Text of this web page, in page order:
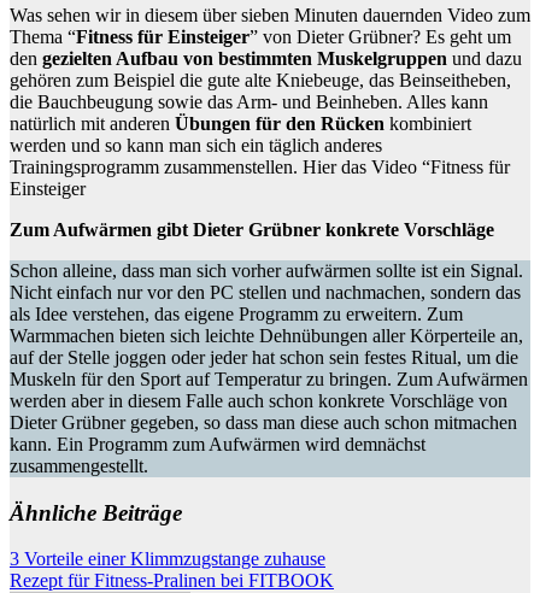
Was sehen wir in diesem über sieben Minuten dauernden Video zum
Thema “Fitness für Einsteiger” von Dieter Grübner? Es geht um
den gezielten Aufbau von bestimmten Muskelgruppen und dazu
gehören zum Beispiel die gute alte Kniebeuge, das Beinseitheben,
die Bauchbeugung sowie das Arm- und Beinheben. Alles kann
natürlich mit anderen Übungen für den Rücken kombiniert
werden und so kann man sich ein täglich anderes
Trainingsprogramm zusammenstellen. Hier das Video “Fitness für
Einsteiger
Zum Aufwärmen gibt Dieter Grübner konkrete Vorschläge
Schon alleine, dass man sich vorher aufwärmen sollte ist ein Signal.
Nicht einfach nur vor den PC stellen und nachmachen, sondern das
als Idee verstehen, das eigene Programm zu erweitern. Zum
Warmmachen bieten sich leichte Dehnübungen aller Körperteile an,
auf der Stelle joggen oder jeder hat schon sein festes Ritual, um die
Muskeln für den Sport auf Temperatur zu bringen. Zum Aufwärmen
werden aber in diesem Falle auch schon konkrete Vorschläge von
Dieter Grübner gegeben, so dass man diese auch schon mitmachen
kann. Ein Programm zum Aufwärmen wird demnächst
zusammengestellt.
Ähnliche Beiträge
Beitragsnavigation
3 Vorteile einer Klimmzugstange zuhause
Rezept für Fitness-Pralinen bei FITBOOK